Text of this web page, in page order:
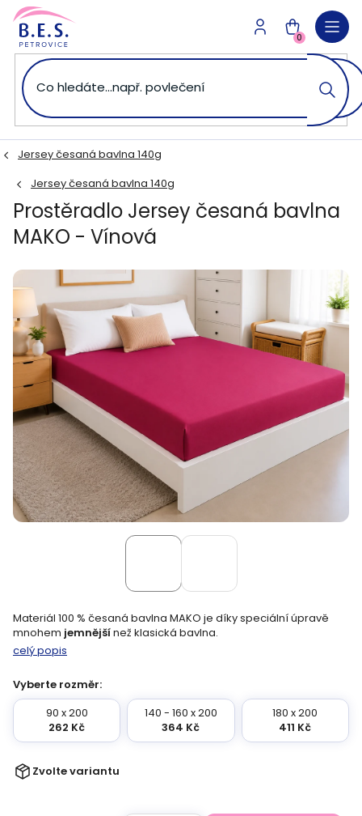
Přejít
obsah
NÁKUPNÍ
KOŠÍK
0
Jersey česaná bavlna 140g
Jersey česaná bavlna 140g
Prostěradlo Jersey česaná bavlna
MAKO - Vínová
Zvolte variantu
Vyberte rozměr:
90 x 200
262 Kč
140 - 160 x 200
364 Kč
180 x 200
411 Kč
Materiál 100 % česaná bavlna MAKO je díky speciální úpravě
mnohem jemnějšínež klasická bavlna.
celý popis